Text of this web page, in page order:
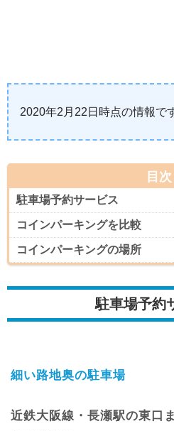
2020年2月22日時点の情報で
目次
駐車場予約サービス
コインパーキングを比較
コインパーキングの場所
駐車場予約
細い路地奥の駐車場
近鉄大阪線・長瀬駅の東口